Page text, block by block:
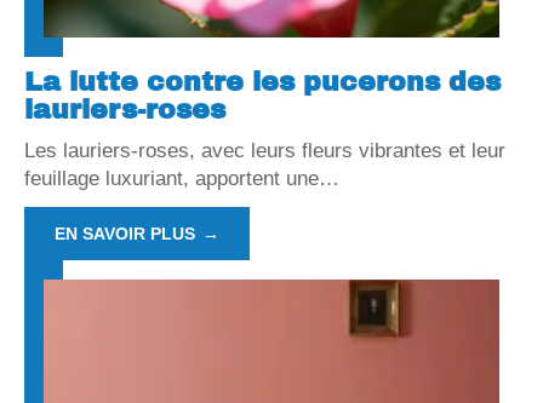
La lutte contre les pucerons des
lauriers-roses
Les lauriers-roses, avec leurs fleurs vibrantes et leur
feuillage luxuriant, apportent une…
EN SAVOIR PLUS